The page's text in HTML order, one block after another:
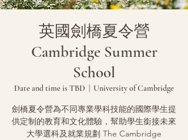
英國劍橋夏令營
Cambridge Summer
School
Date and time is TBD University of Cambridge
劍橋夏令營為不同專業學科技能的國際學生提
供定制的教育和文化體驗，幫助學生銜接未來
大學選科及就業規劃 The Cambridge